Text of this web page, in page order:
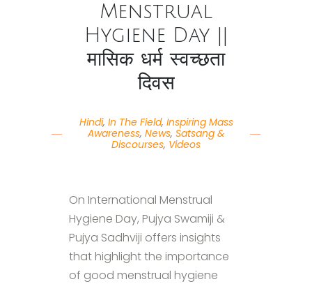
Menstrual
Hygiene Day ||
मासिक धर्म स्वच्छता
दिवस
Hindi, In The Field, Inspiring Mass
Awareness, News, Satsang &
Discourses, Videos
On International Menstrual
Hygiene Day, Pujya Swamiji &
Pujya Sadhviji offers insights
that highlight the importance
of good menstrual hygiene